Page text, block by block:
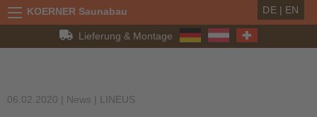
KOERNER Saunabau DE | EN
Lieferung & Montage
06.02.2020 | News | LINEUS